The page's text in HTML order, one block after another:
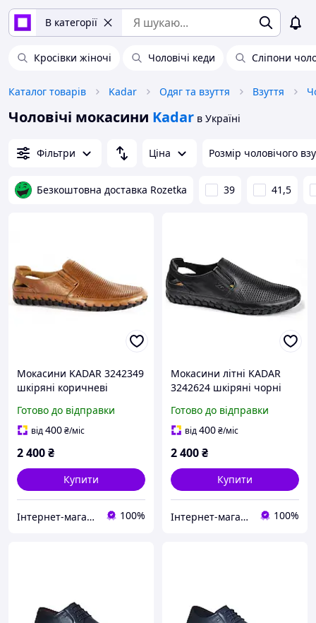
В категорії
Кросівки жіночі Чоловічі кеди Сліпони
Каталог товарів Kadar Одяг та взуття Взуття
Чоловічі мокасини Kadar в Україні
Фільтри Ціна Розмір чоловічого
Безкоштовна доставка Rozetka 39 41,5
Мокасини KADAR 3242349
шкіряні коричневі
Готово до відправки
від400₴/міс
2 400₴
Купити
Інтернет-магазин "Престиж" 100%
Мокасини літні KADAR
3242624 шкіряні чорні
Готово до відправки
від400₴/міс
2 400₴
Купити
Інтернет-магазин "Престиж" 100%